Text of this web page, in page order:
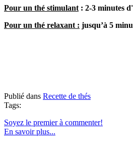
Pour un thé stimulant : 2-3 minutes
Pour un thé relaxant : jusqu’à 5
Publié dans Recette de thés
Tags:
Soyez le premier à commenter!
En savoir plus...